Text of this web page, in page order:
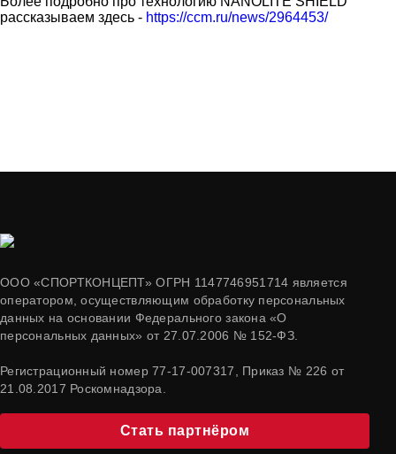
рассказываем здесь - https://ccm.ru/news/2964453/
ООО «СПОРТКОНЦЕПТ» ОГРН 1147746951714 является
оператором, осуществляющим обработку персональных
данных на основании Федерального закона «О
персональных данных» от 27.07.2006 № 152-ФЗ.
Регистрационный номер 77-17-007317, Приказ № 226 от
21.08.2017 Роскомнадзора.
Стать партнёром